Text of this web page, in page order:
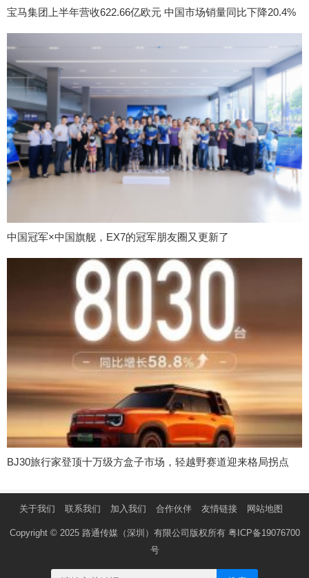
宝马集团上半年营收622.66亿欧元 中国市场销量同比下降20.4%
中国冠军×中国旗舰，EX7的冠军朋友圈又更新了
BJ30旅行家登顶十万级方盒子市场，轻越野赛道迎来格局拐点
关于我们 联系我们 加入我们 合作伙伴 友情链接 网站地图
Copyright © 2025 路通传媒（深圳）有限公司版权所有 粤ICP备19076700
号